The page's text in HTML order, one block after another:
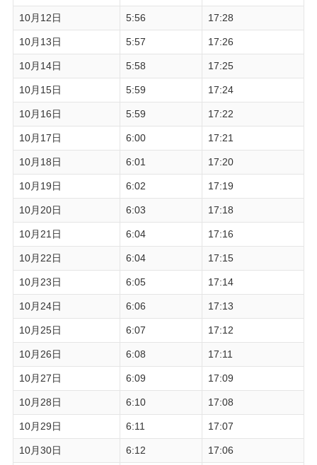
10月12日 5:56 17:28
10月13日 5:57 17:26
10月14日 5:58 17:25
10月15日 5:59 17:24
10月16日 5:59 17:22
10月17日 6:00 17:21
10月18日 6:01 17:20
10月19日 6:02 17:19
10月20日 6:03 17:18
10月21日 6:04 17:16
10月22日 6:04 17:15
10月23日 6:05 17:14
10月24日 6:06 17:13
10月25日 6:07 17:12
10月26日 6:08 17:11
10月27日 6:09 17:09
10月28日 6:10 17:08
10月29日 6:11 17:07
10月30日 6:12 17:06